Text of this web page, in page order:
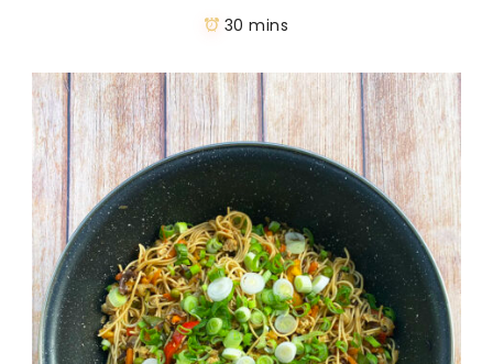
30 mins